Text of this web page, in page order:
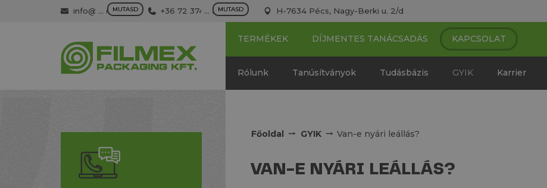
info@filmex.hu
... MUTASD +36 72 374 500
... MUTASD H-7634 Pécs, Nagy-Berki u. 2/d
TERMÉKEK DÍJMENTES TANÁCSADÁS KAPCSOLAT
Rólunk Tanúsítványok Tudásbázis GYIK Karrier
Főoldal GYIK Van-e nyári leállás?
VAN-E NYÁRI LEÁLLÁS?